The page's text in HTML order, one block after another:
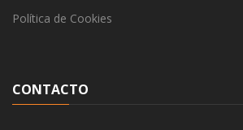
Política de Cookies
CONTACTO